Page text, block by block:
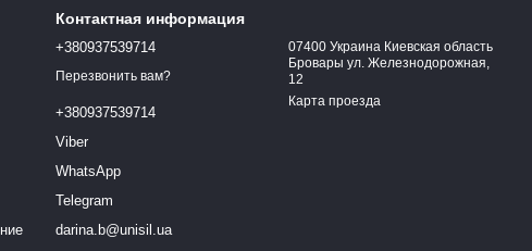
Контактная информация
+380937539714
Перезвонить вам?
+380937539714
Viber
WhatsApp
Telegram
darina.b@unisil.ua
07400 Украина Киевская область
Бровары ул. Железнодорожная,
12
Карта проезда